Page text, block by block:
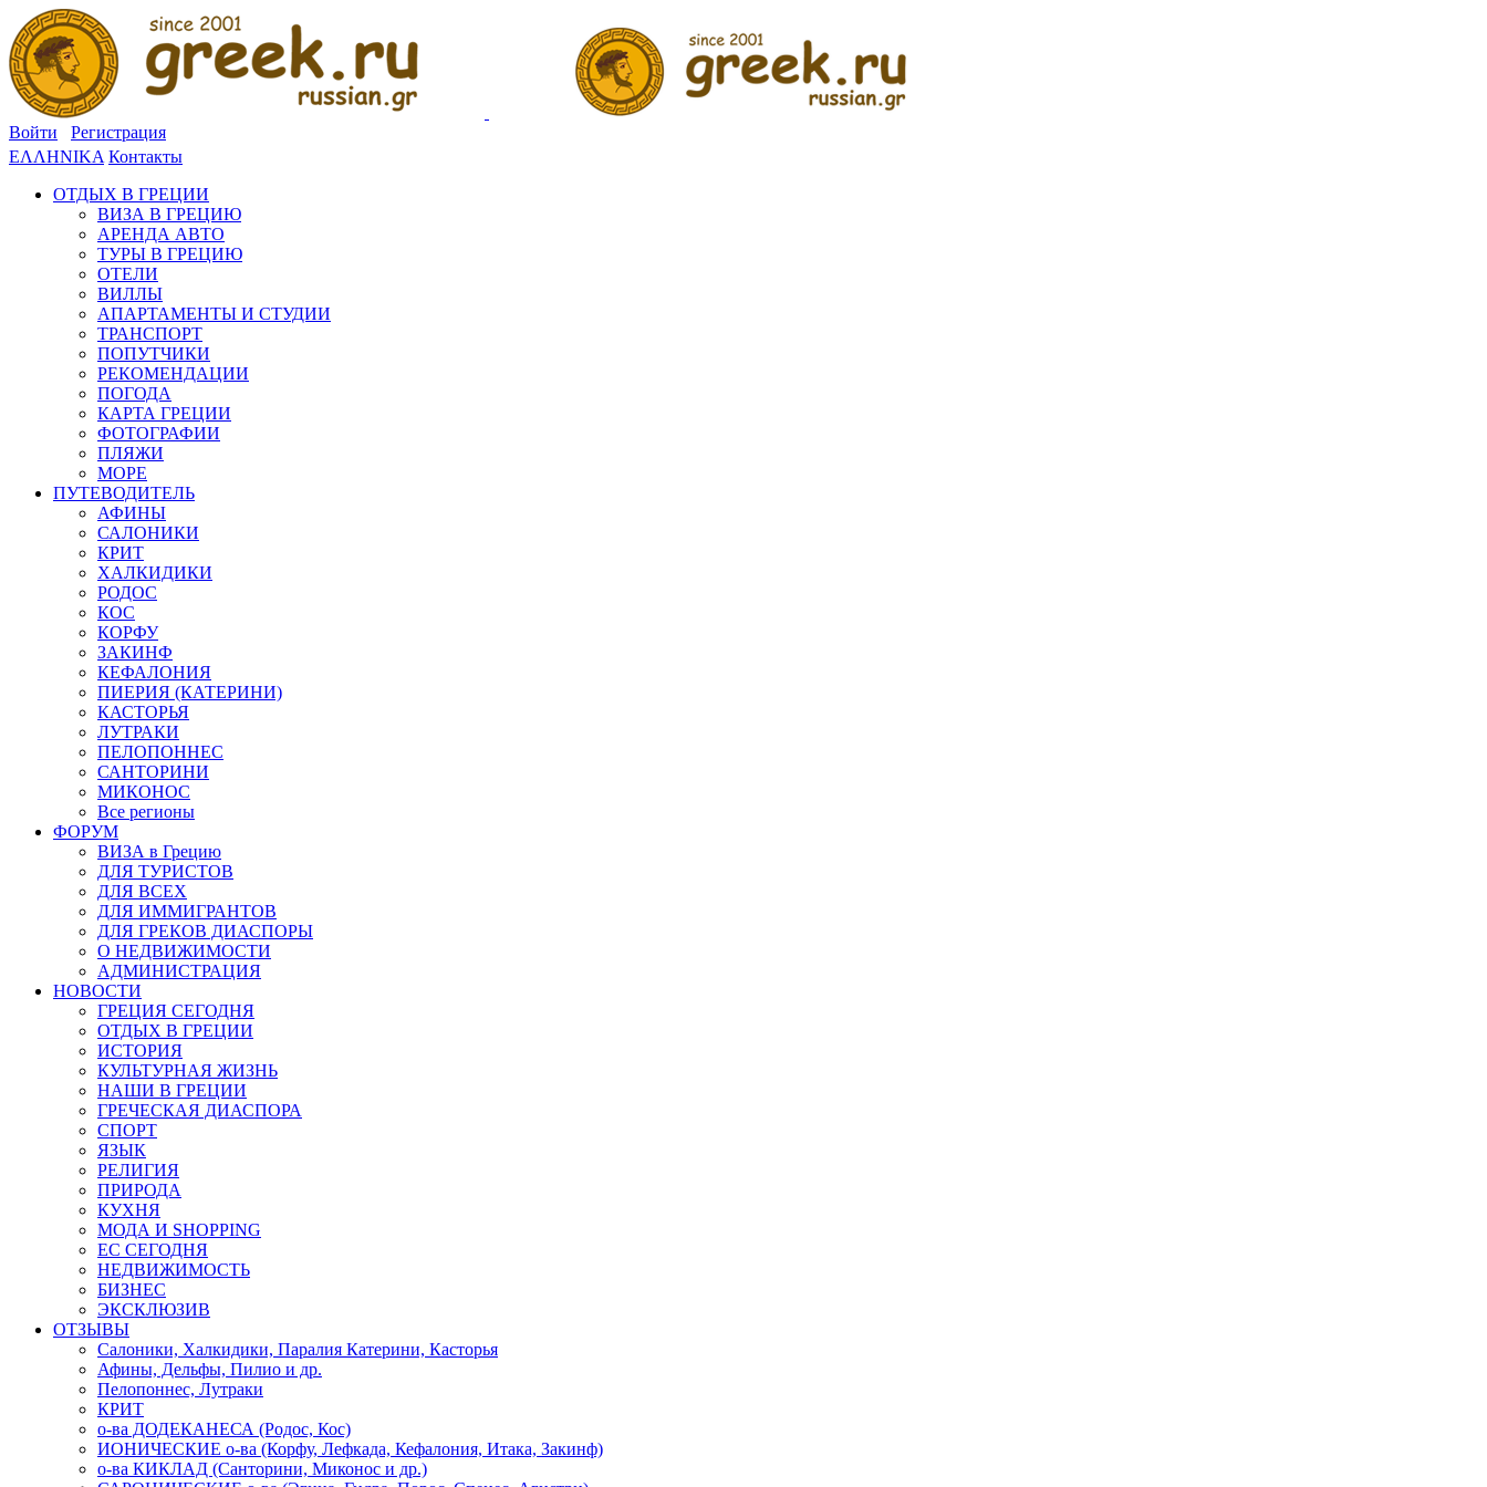
Войти
Регистрация
ΕΛΛΗΝΙΚΑ Контакты
ОТДЫХ В ГРЕЦИИ
ВИЗА В ГРЕЦИЮ
АРЕНДА АВТО
ТУРЫ В ГРЕЦИЮ
ОТЕЛИ
ВИЛЛЫ
АПАРТАМЕНТЫ И СТУДИИ
ТРАНСПОРТ
ПОПУТЧИКИ
РЕКОМЕНДАЦИИ
ПОГОДА
КАРТА ГРЕЦИИ
ФОТОГРАФИИ
ПЛЯЖИ
МОРЕ
ПУТЕВОДИТЕЛЬ
АФИНЫ
САЛОНИКИ
КРИТ
ХАЛКИДИКИ
РОДОС
КОС
КОРФУ
ЗАКИНФ
КЕФАЛОНИЯ
ПИЕРИЯ (КАТЕРИНИ)
КАСТОРЬЯ
ЛУТРАКИ
ПЕЛОПОННЕС
САНТОРИНИ
МИКОНОС
Все регионы
ФОРУМ
ВИЗА в Грецию
ДЛЯ ТУРИСТОВ
ДЛЯ ВСЕХ
ДЛЯ ИММИГРАНТОВ
ДЛЯ ГРЕКОВ ДИАСПОРЫ
О НЕДВИЖИМОСТИ
АДМИНИСТРАЦИЯ
НОВОСТИ
ГРЕЦИЯ СЕГОДНЯ
ОТДЫХ В ГРЕЦИИ
ИСТОРИЯ
КУЛЬТУРНАЯ ЖИЗНЬ
НАШИ В ГРЕЦИИ
ГРЕЧЕСКАЯ ДИАСПОРА
СПОРТ
ЯЗЫК
РЕЛИГИЯ
ПРИРОДА
КУХНЯ
МОДА И SHOPPING
ЕС СЕГОДНЯ
НЕДВИЖИМОСТЬ
БИЗНЕС
ЭКСКЛЮЗИВ
ОТЗЫВЫ
Салоники, Халкидики, Паралия Катерини, Касторья
Афины, Дельфы, Пилио и др.
Пелопоннес, Лутраки
КРИТ
о-ва ДОДЕКАНЕСА (Родос, Кос)
ИОНИЧЕСКИЕ о-ва (Корфу, Лефкада, Кефалония, Итака, Закинф)
о-ва КИКЛАД (Санторини, Миконос и др.)